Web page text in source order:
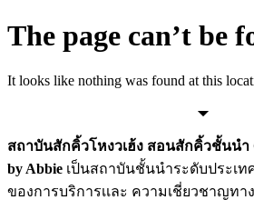
Skip
to
The page can’t be
It looks like nothing was found at this
สถาบันสักคิ้วโหงวเฮ้ง สอนสักคิ้วชั้นนำ
by Abbie เป็นสถาบันชั้นนำระดับประเท
ของการบริการเเละ ความเชี่ยวชาญทา